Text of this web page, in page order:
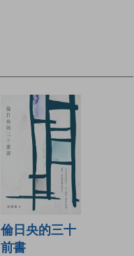
倫日央的三十
前書